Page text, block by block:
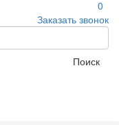
0
Заказать звонок
Поиск